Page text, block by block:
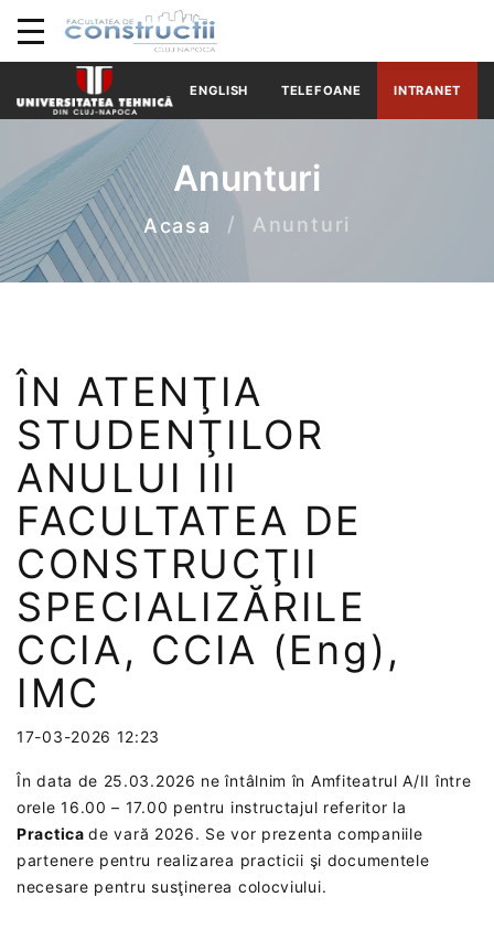
ENGLISH TELEFOANE INTRANET
Anunturi
Acasa Anunturi
ÎN ATENŢIA
STUDENŢILOR
ANULUI III
FACULTATEA DE
CONSTRUCŢII
SPECIALIZĂRILE
CCIA, CCIA (Eng),
IMC
17-03-2026 12:23
În data de 25.03.2026 ne întâlnim în Amfiteatrul A/II între
orele 16.00 – 17.00 pentru instructajul referitor la
Practicade vară 2026. Se vor prezenta companiile
partenere pentru realizarea practicii şi documentele
necesare pentru susţinerea colocviului.